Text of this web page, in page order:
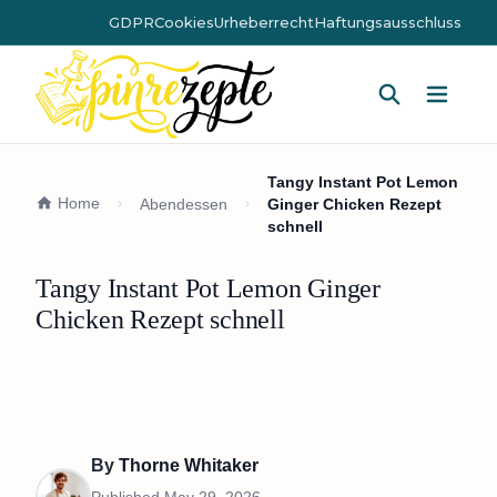
GDPRCookiesUrheberrechtHaftungsausschluss
Home Abendessen
Tangy Instant Pot Lemon
Ginger Chicken Rezept
schnell
Tangy Instant Pot Lemon Ginger
Chicken Rezept schnell
By Thorne Whitaker